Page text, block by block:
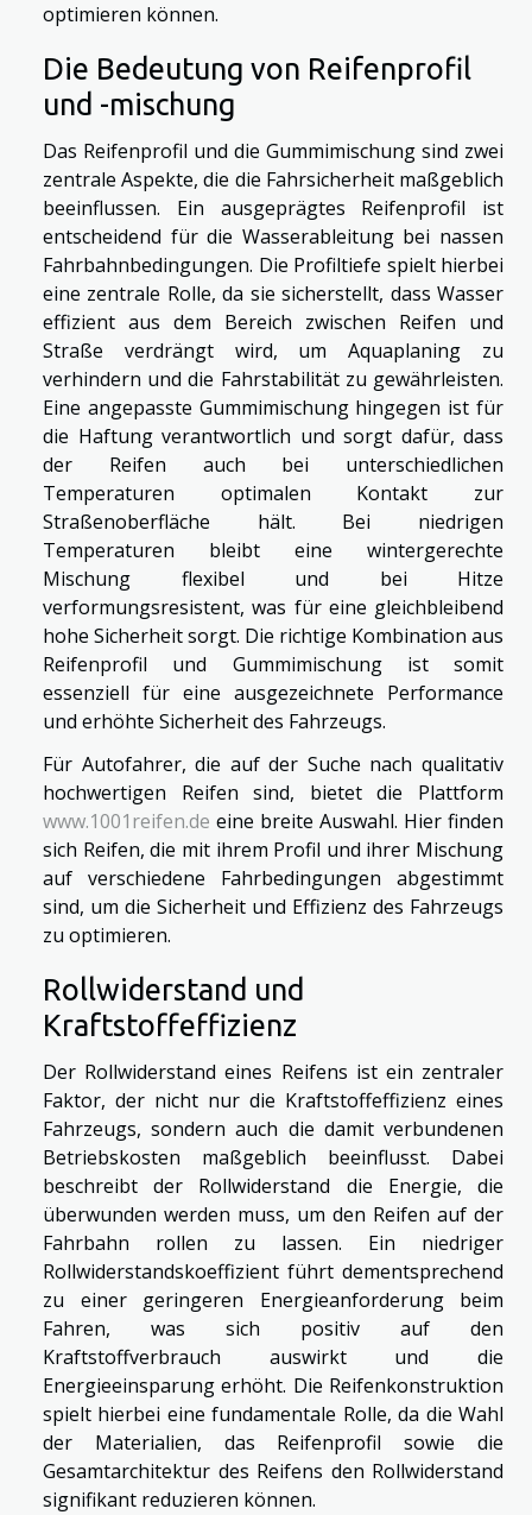
optimieren können.
Die Bedeutung von Reifenprofil
und -mischung
Das Reifenprofil und die Gummimischung sind zwei
zentrale Aspekte, die die Fahrsicherheit maßgeblich
beeinflussen. Ein ausgeprägtes Reifenprofil ist
entscheidend für die Wasserableitung bei nassen
Fahrbahnbedingungen. Die Profiltiefe spielt hierbei
eine zentrale Rolle, da sie sicherstellt, dass Wasser
effizient aus dem Bereich zwischen Reifen und
Straße verdrängt wird, um Aquaplaning zu
verhindern und die Fahrstabilität zu gewährleisten.
Eine angepasste Gummimischung hingegen ist für
die Haftung verantwortlich und sorgt dafür, dass
der Reifen auch bei unterschiedlichen
Temperaturen optimalen Kontakt zur
Straßenoberfläche hält. Bei niedrigen
Temperaturen bleibt eine wintergerechte
Mischung flexibel und bei Hitze
verformungsresistent, was für eine gleichbleibend
hohe Sicherheit sorgt. Die richtige Kombination aus
Reifenprofil und Gummimischung ist somit
essenziell für eine ausgezeichnete Performance
und erhöhte Sicherheit des Fahrzeugs.
Für Autofahrer, die auf der Suche nach qualitativ
hochwertigen Reifen sind, bietet die Plattform
www.1001reifen.de eine breite Auswahl. Hier finden
sich Reifen, die mit ihrem Profil und ihrer Mischung
auf verschiedene Fahrbedingungen abgestimmt
sind, um die Sicherheit und Effizienz des Fahrzeugs
zu optimieren.
Rollwiderstand und
Kraftstoffeffizienz
Der Rollwiderstand eines Reifens ist ein zentraler
Faktor, der nicht nur die Kraftstoffeffizienz eines
Fahrzeugs, sondern auch die damit verbundenen
Betriebskosten maßgeblich beeinflusst. Dabei
beschreibt der Rollwiderstand die Energie, die
überwunden werden muss, um den Reifen auf der
Fahrbahn rollen zu lassen. Ein niedriger
Rollwiderstandskoeffizient führt dementsprechend
zu einer geringeren Energieanforderung beim
Fahren, was sich positiv auf den
Kraftstoffverbrauch auswirkt und die
Energieeinsparung erhöht. Die Reifenkonstruktion
spielt hierbei eine fundamentale Rolle, da die Wahl
der Materialien, das Reifenprofil sowie die
Gesamtarchitektur des Reifens den Rollwiderstand
signifikant reduzieren können.